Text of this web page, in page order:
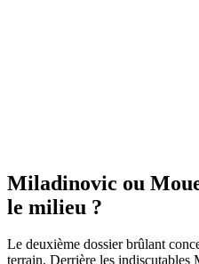
Miladinovic ou
le milieu ?
Le deuxième dossier brûlant
terrain. Derrière les indiscutables